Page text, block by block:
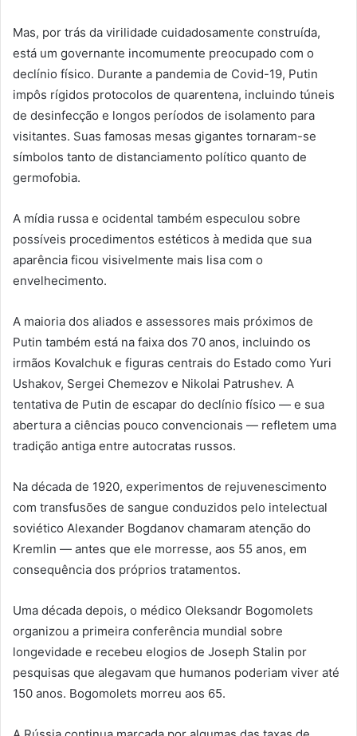
Mas, por trás da virilidade cuidadosamente construída,
está um governante incomumente preocupado com o
declínio físico. Durante a pandemia de Covid-19, Putin
impôs rígidos protocolos de quarentena, incluindo túneis
de desinfecção e longos períodos de isolamento para
visitantes. Suas famosas mesas gigantes tornaram-se
símbolos tanto de distanciamento político quanto de
germofobia.
A mídia russa e ocidental também especulou sobre
possíveis procedimentos estéticos à medida que sua
aparência ficou visivelmente mais lisa com o
envelhecimento.
A maioria dos aliados e assessores mais próximos de
Putin também está na faixa dos 70 anos, incluindo os
irmãos Kovalchuk e figuras centrais do Estado como Yuri
Ushakov, Sergei Chemezov e Nikolai Patrushev. A
tentativa de Putin de escapar do declínio físico — e sua
abertura a ciências pouco convencionais — refletem uma
tradição antiga entre autocratas russos.
Na década de 1920, experimentos de rejuvenescimento
com transfusões de sangue conduzidos pelo intelectual
soviético Alexander Bogdanov chamaram atenção do
Kremlin — antes que ele morresse, aos 55 anos, em
consequência dos próprios tratamentos.
Uma década depois, o médico Oleksandr Bogomolets
organizou a primeira conferência mundial sobre
longevidade e recebeu elogios de Joseph Stalin por
pesquisas que alegavam que humanos poderiam viver até
150 anos. Bogomolets morreu aos 65.